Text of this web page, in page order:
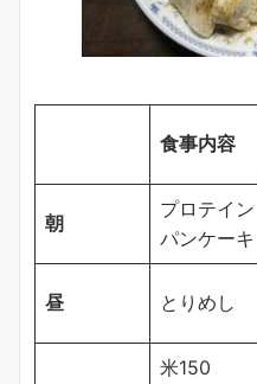
食事内容
朝
プロテイン
パンケーキ
昼 とりめし
米150